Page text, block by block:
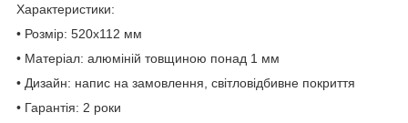
Характеристики:
• Розмір: 520х112 мм
• Матеріал: алюміній товщиною понад 1 мм
• Дизайн: напис на замовлення, світловідбивне покриття
• Гарантія: 2 роки